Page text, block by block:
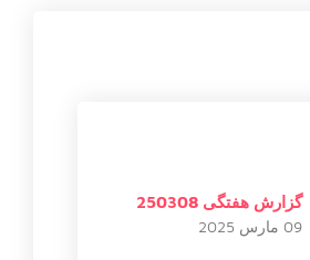
گزارش هفتگی 250308
09 مارس 2025